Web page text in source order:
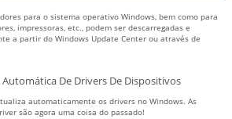
para o sistema operativo Windows, bem como para
impressoras, etc., podem ser descarregadas e
a partir do Windows Update Center ou através de
Automática De Drivers De Dispositivos
automaticamente os drivers no Windows. As
são agora uma coisa do passado!